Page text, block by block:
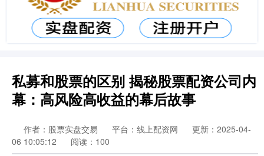
私募和股票的区别 揭秘股票配资公司内
幕：高风险高收益的幕后故事
作者：股票实盘交易 平台：线上配资网
更新：2025-04-
06 10:05:12
阅读：100